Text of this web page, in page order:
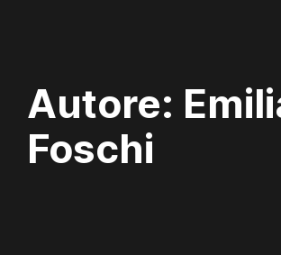
Autore:
Foschi